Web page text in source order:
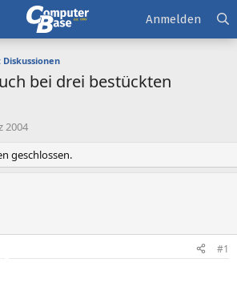
Anmelden
Diskussionen
bei drei bestückten
2004
geschlossen.
#1